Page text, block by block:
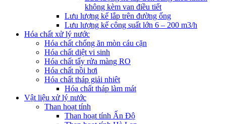
không kèm van điều tiết
Lưu lượng kế lắp trên đường ống
Lưu lượng kế công suất lớn 6 – 200 m3/h
Hóa chất xử lý nước
Hóa chất chống ăn mòn cáu cặn
Hóa chất diệt vi sinh
Hóa chất tẩy rửa màng RO
Hóa chất nồi hơi
Hóa chất tháp giải nhiêt
Hóa chất tháp làm mát
Vật liệu xử lý nước
Than hoạt tính
Than hoạt tính Ấn Độ